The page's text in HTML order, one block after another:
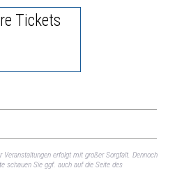
Veranstaltungen erfolgt mit großer Sorgfalt. Dennoch
schauen Sie ggf. auch auf die Seite des